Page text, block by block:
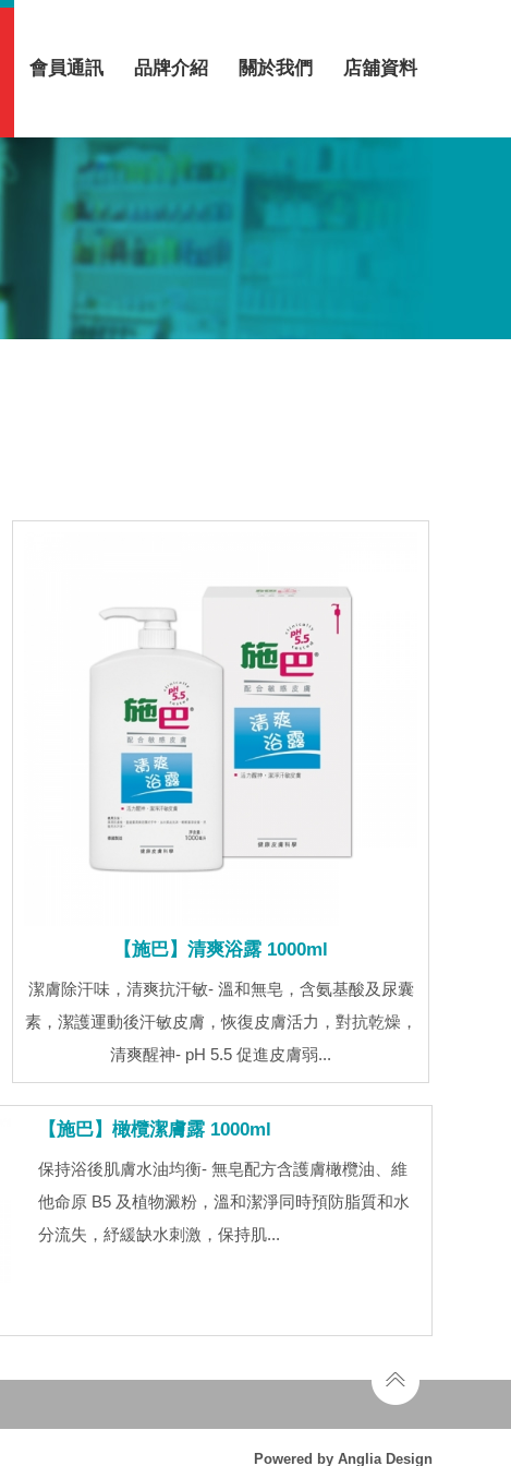
會員通訊 品牌介紹 關於我們 店舖資料
【施巴】清爽浴露 1000ml
潔膚除汗味，清爽抗汗敏- 溫和無皂，含氨基酸及尿囊
素，潔護運動後汗敏皮膚，恢復皮膚活力，對抗乾燥，
清爽醒神- pH 5.5 促進皮膚弱...
【施巴】橄欖潔膚露 1000ml
保持浴後肌膚水油均衡- 無皂配方含護膚橄欖油、維
他命原 B5 及植物澱粉，溫和潔淨同時預防脂質和水
分流失，紓緩缺水刺激，保持肌...
Powered by Anglia Design